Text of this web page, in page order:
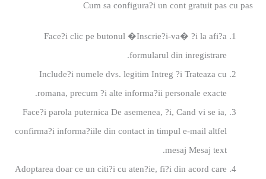
Cum sa configura?i un cont gratuit pas cu pas
Face?i clic pe butonul �Inscrie?i-va� ?i la afi?a
formularul din inregistrare.
Include?i numele dvs. legitim Intreg ?i Trateaza cu
romana, precum ?i alte informa?ii personale exacte.
Face?i parola puternica De asemenea, ?i, Cand vi se ia,
confirma?i informa?iile din contact in timpul e-mail altfel
mesaj Mesaj text.
Adoptarea doar ce un citi?i cu aten?ie, fi?i din acord care